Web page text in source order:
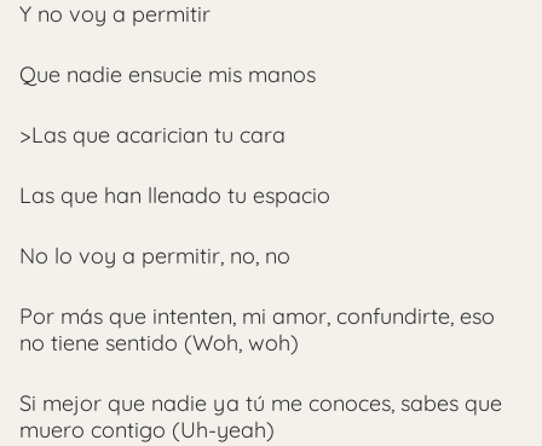
Y no voy a permitir
Que nadie ensucie mis manos
>Las que acarician tu cara
Las que han llenado tu espacio
No lo voy a permitir, no, no
Por más que intenten, mi amor, confundirte, eso
no tiene sentido (Woh, woh)
Si mejor que nadie ya tú me conoces, sabes que
muero contigo (Uh-yeah)